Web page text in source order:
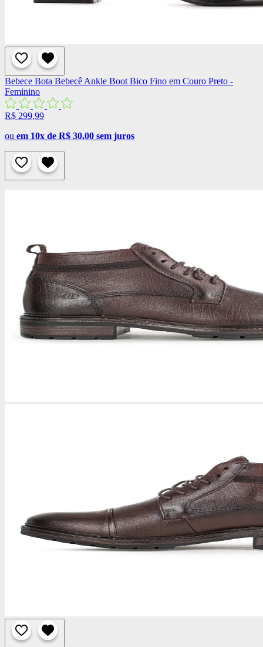
Bebece Bota Bebecê Ankle Boot Bico Fino em Couro Preto -
Feminino
R$ 299,99
ou em 10x de R$ 30,00 sem juros